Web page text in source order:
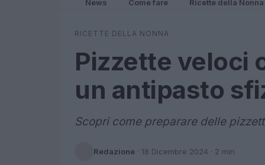
News Come fare Ricette della Nonna
RICETTE DELLA NONNA
Pizzette veloci
un antipasto
Scopri come preparare delle
Redazione · 18 Dicembre 2024 · 2 min